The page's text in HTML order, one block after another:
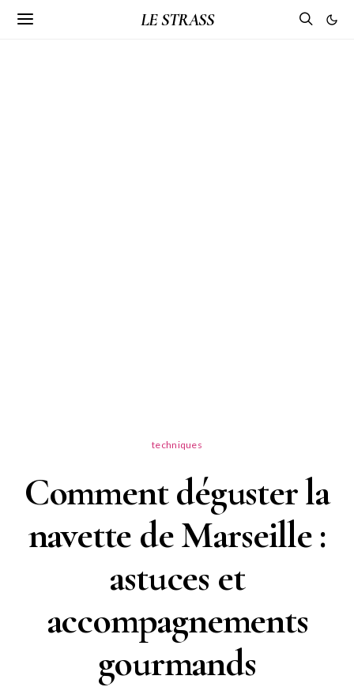
LE STRASS
techniques
Comment déguster la
navette de Marseille :
astuces et
accompagnements
gourmands